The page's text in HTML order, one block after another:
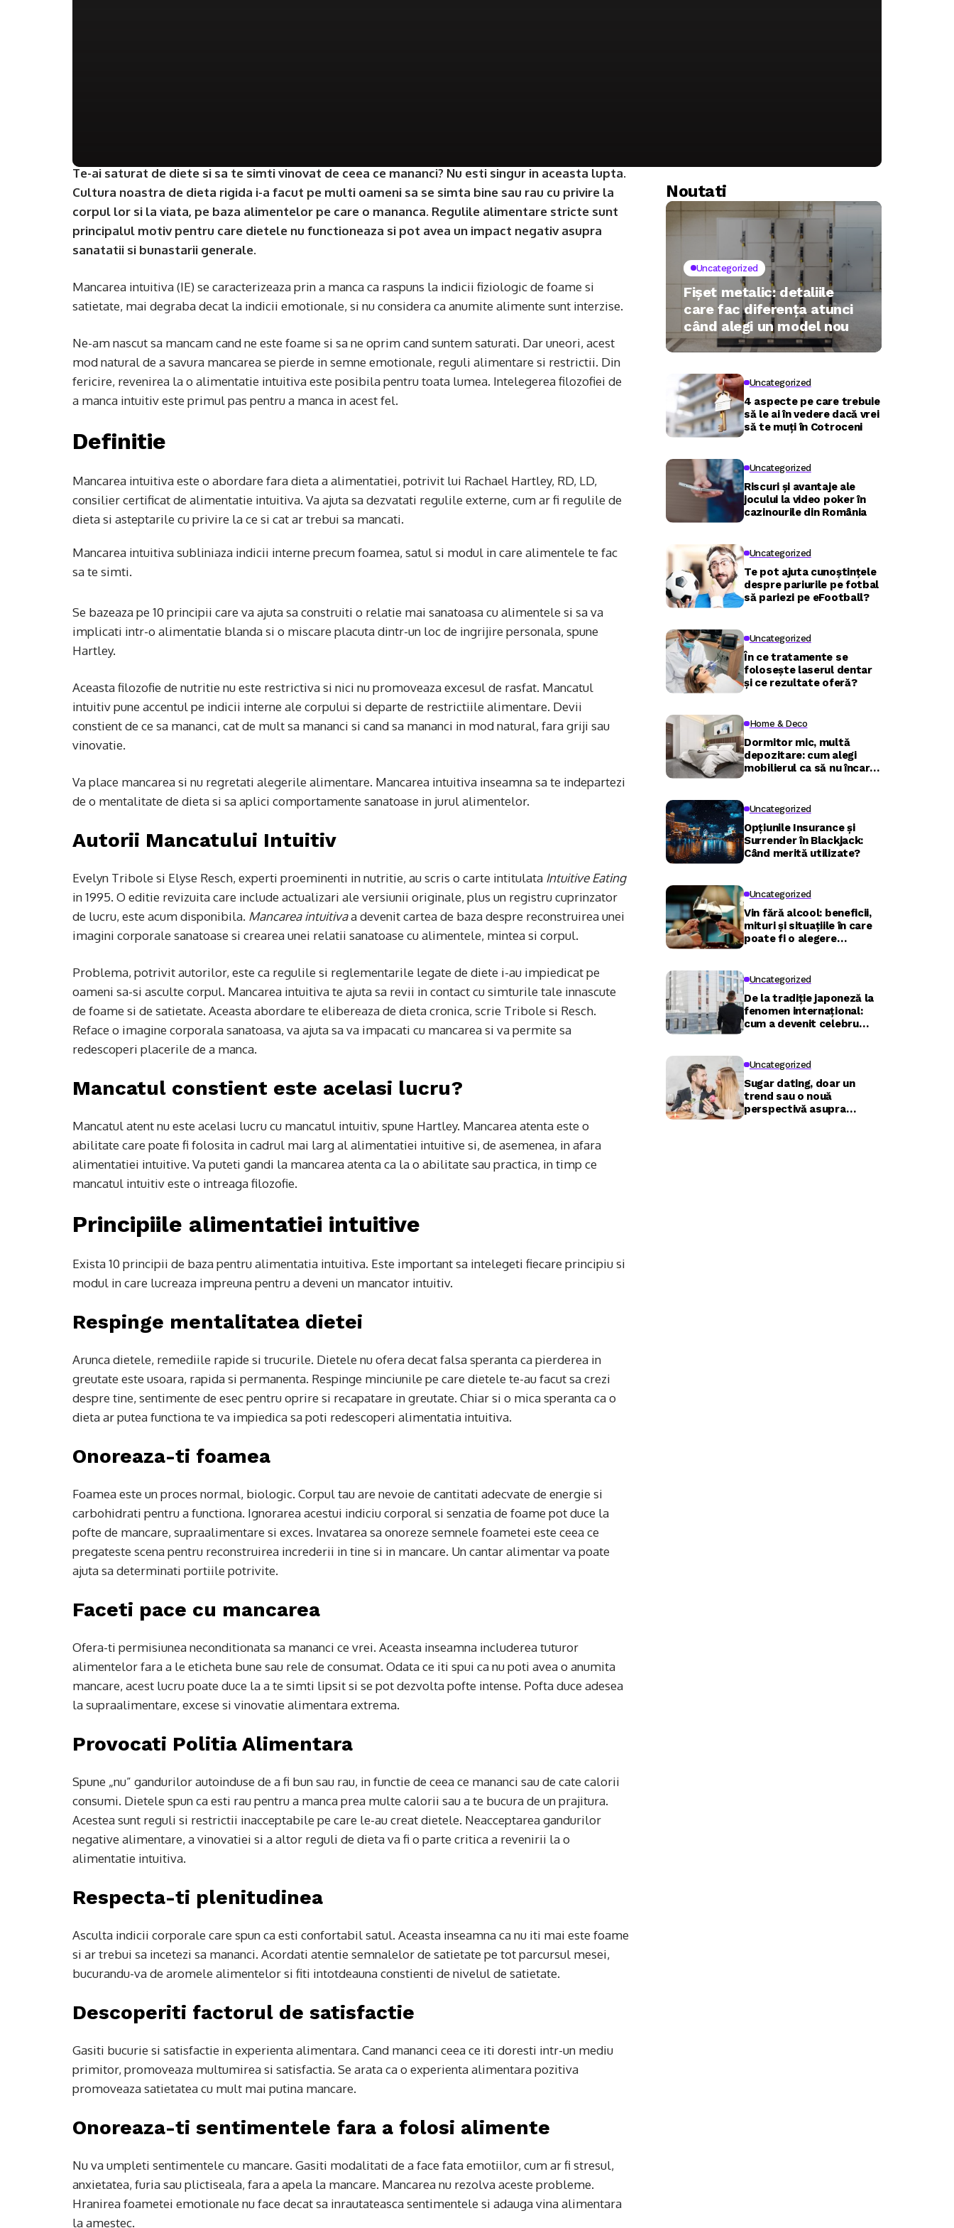
Te-ai saturat de diete si sa te simti vinovat de ceea ce mananci? Nu esti singur in aceasta lupta.
Cultura noastra de dieta rigida i-a facut pe multi oameni sa se simta bine sau rau cu privire la
corpul lor si la viata, pe baza alimentelor pe care o mananca. Regulile alimentare stricte sunt
principalul motiv pentru care dietele nu functioneaza si pot avea un impact negativ asupra
sanatatii si bunastarii generale.
Mancarea intuitiva (IE) se caracterizeaza prin a manca ca raspuns la indicii fiziologic de foame si
satietate, mai degraba decat la indicii emotionale, si nu considera ca anumite alimente sunt interzise.
Ne-am nascut sa mancam cand ne este foame si sa ne oprim cand suntem saturati. Dar uneori, acest
mod natural de a savura mancarea se pierde in semne emotionale, reguli alimentare si restrictii. Din
fericire, revenirea la o alimentatie intuitiva este posibila pentru toata lumea. Intelegerea filozofiei de
a manca intuitiv este primul pas pentru a manca in acest fel.
Definitie
Mancarea intuitiva este o abordare fara dieta a alimentatiei, potrivit lui Rachael Hartley, RD, LD,
consilier certificat de alimentatie intuitiva. Va ajuta sa dezvatati regulile externe, cum ar fi regulile de
dieta si asteptarile cu privire la ce si cat ar trebui sa mancati.
Mancarea intuitiva subliniaza indicii interne precum foamea, satul si modul in care alimentele te fac
sa te simti.
Se bazeaza pe 10 principii care va ajuta sa construiti o relatie mai sanatoasa cu alimentele si sa va
implicati intr-o alimentatie blanda si o miscare placuta dintr-un loc de ingrijire personala, spune
Hartley.
Aceasta filozofie de nutritie nu este restrictiva si nici nu promoveaza excesul de rasfat. Mancatul
intuitiv pune accentul pe indicii interne ale corpului si departe de restrictiile alimentare. Devii
constient de ce sa mananci, cat de mult sa mananci si cand sa mananci in mod natural, fara griji sau
vinovatie.
Va place mancarea si nu regretati alegerile alimentare. Mancarea intuitiva inseamna sa te indepartezi
de o mentalitate de dieta si sa aplici comportamente sanatoase in jurul alimentelor.
Autorii Mancatului Intuitiv
Evelyn Tribole si Elyse Resch, experti proeminenti in nutritie, au scris o carte intitulata Intuitive Eating
in 1995. O editie revizuita care include actualizari ale versiunii originale, plus un registru cuprinzator
de lucru, este acum disponibila. Mancarea intuitivaa devenit cartea de baza despre reconstruirea unei
imagini corporale sanatoase si crearea unei relatii sanatoase cu alimentele, mintea si corpul.
Problema, potrivit autorilor, este ca regulile si reglementarile legate de diete i-au impiedicat pe
oameni sa-si asculte corpul. Mancarea intuitiva te ajuta sa revii in contact cu simturile tale innascute
de foame si de satietate. Aceasta abordare te elibereaza de dieta cronica, scrie Tribole si Resch.
Reface o imagine corporala sanatoasa, va ajuta sa va impacati cu mancarea si va permite sa
redescoperi placerile de a manca.
Mancatul constient este acelasi lucru?
Mancatul atent nu este acelasi lucru cu mancatul intuitiv, spune Hartley. Mancarea atenta este o
abilitate care poate fi folosita in cadrul mai larg al alimentatiei intuitive si, de asemenea, in afara
alimentatiei intuitive. Va puteti gandi la mancarea atenta ca la o abilitate sau practica, in timp ce
mancatul intuitiv este o intreaga filozofie.
Principiile alimentatiei intuitive
Exista 10 principii de baza pentru alimentatia intuitiva. Este important sa intelegeti fiecare principiu si
modul in care lucreaza impreuna pentru a deveni un mancator intuitiv.
Respinge mentalitatea dietei
Arunca dietele, remediile rapide si trucurile. Dietele nu ofera decat falsa speranta ca pierderea in
greutate este usoara, rapida si permanenta. Respinge minciunile pe care dietele te-au facut sa crezi
despre tine, sentimente de esec pentru oprire si recapatare in greutate. Chiar si o mica speranta ca o
dieta ar putea functiona te va impiedica sa poti redescoperi alimentatia intuitiva.
Onoreaza-ti foamea
Foamea este un proces normal, biologic. Corpul tau are nevoie de cantitati adecvate de energie si
carbohidrati pentru a functiona. Ignorarea acestui indiciu corporal si senzatia de foame pot duce la
pofte de mancare, supraalimentare si exces. Invatarea sa onoreze semnele foametei este ceea ce
pregateste scena pentru reconstruirea increderii in tine si in mancare. Un cantar alimentar va poate
ajuta sa determinati portiile potrivite.
Faceti pace cu mancarea
Ofera-ti permisiunea neconditionata sa mananci ce vrei. Aceasta inseamna includerea tuturor
alimentelor fara a le eticheta bune sau rele de consumat. Odata ce iti spui ca nu poti avea o anumita
mancare, acest lucru poate duce la a te simti lipsit si se pot dezvolta pofte intense. Pofta duce adesea
la supraalimentare, excese si vinovatie alimentara extrema.
Provocati Politia Alimentara
Spune „nu” gandurilor autoinduse de a fi bun sau rau, in functie de ceea ce mananci sau de cate calorii
consumi. Dietele spun ca esti rau pentru a manca prea multe calorii sau a te bucura de un prajitura.
Acestea sunt reguli si restrictii inacceptabile pe care le-au creat dietele. Neacceptarea gandurilor
negative alimentare, a vinovatiei si a altor reguli de dieta va fi o parte critica a revenirii la o
alimentatie intuitiva.
Respecta-ti plenitudinea
Asculta indicii corporale care spun ca esti confortabil satul. Aceasta inseamna ca nu iti mai este foame
si ar trebui sa incetezi sa mananci. Acordati atentie semnalelor de satietate pe tot parcursul mesei,
bucurandu-va de aromele alimentelor si fiti intotdeauna constienti de nivelul de satietate.
Descoperiti factorul de satisfactie
Gasiti bucurie si satisfactie in experienta alimentara. Cand mananci ceea ce iti doresti intr-un mediu
primitor, promoveaza multumirea si satisfactia. Se arata ca o experienta alimentara pozitiva
promoveaza satietatea cu mult mai putina mancare.
Onoreaza-ti sentimentele fara a folosi alimente
Nu va umpleti sentimentele cu mancare. Gasiti modalitati de a face fata emotiilor, cum ar fi stresul,
anxietatea, furia sau plictiseala, fara a apela la mancare. Mancarea nu rezolva aceste probleme.
Hranirea foametei emotionale nu face decat sa inrautateasca sentimentele si adauga vina alimentara
la amestec.
Noutati
Uncategorized
Fișet metalic: detaliile
care fac diferența atunci
când alegi un model nou
Uncategorized
4 aspecte pe care trebuie
să le ai în vedere dacă vrei
să te muți în Cotroceni
Uncategorized
Riscuri și avantaje ale
jocului la video poker în
cazinourile din România
Uncategorized
Te pot ajuta cunoștințele
despre pariurile pe fotbal
să pariezi pe eFootball?
Uncategorized
În ce tratamente se
folosește laserul dentar
și ce rezultate oferă?
Home & Deco
Dormitor mic, multă
depozitare: cum alegi
mobilierul ca să nu încarci
Uncategorized
Opțiunile Insurance și
Surrender în Blackjack:
Când merită utilizate?
Uncategorized
Vin fără alcool: beneficii,
mituri și situațiile în care
poate fi o alegere
Uncategorized
De la tradiție japoneză la
fenomen internațional:
cum a devenit celebru
Uncategorized
Sugar dating, doar un
trend sau o nouă
perspectivă asupra